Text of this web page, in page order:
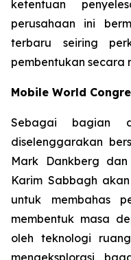
ketentuan
perusahaan ini
terbaru seiring
pembentukan secara
Mobile World
Sebagai bagian
diselenggarakan
Mark Dankberg
Karim Sabbagh
untuk membahas
membentuk masa
oleh teknologi
mengeksplorasi